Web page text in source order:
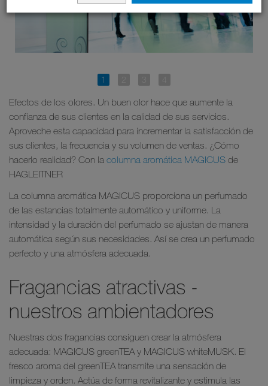
Efectos de los olores. Un buen olor hace que aumente la
confianza de sus clientes en la calidad de sus servicios.
Aproveche esta capacidad para incrementar la satisfacción de
sus clientes, la frecuencia y su volumen de ventas. ¿Cómo
hacerlo realidad? Con la columna aromática MAGICUS de
HAGLEITNER
La columna aromática MAGICUS proporciona un perfumado
de las estancias totalmente automático y uniforme. La
intensidad y la duración del perfumado se ajustan de manera
automática según sus necesidades. Así se crea un perfumado
perfecto y una atmósfera adecuada.
Fragancias atractivas -
nuestros ambientadores
Nuestras dos fragancias consiguen crear la atmósfera
adecuada: MAGICUS greenTEA y MAGICUS whiteMUSK. El
fresco aroma del greenTEA transmite una sensación de
limpieza y orden. Actúa de forma revitalizante y estimula las